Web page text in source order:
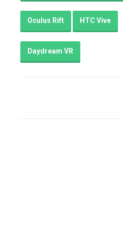
без
экрана
комментария
Oculus Rift HTC Vive
Daydream VR